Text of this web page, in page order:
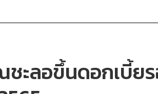
ลอขึ้นดอกเบี้ยร